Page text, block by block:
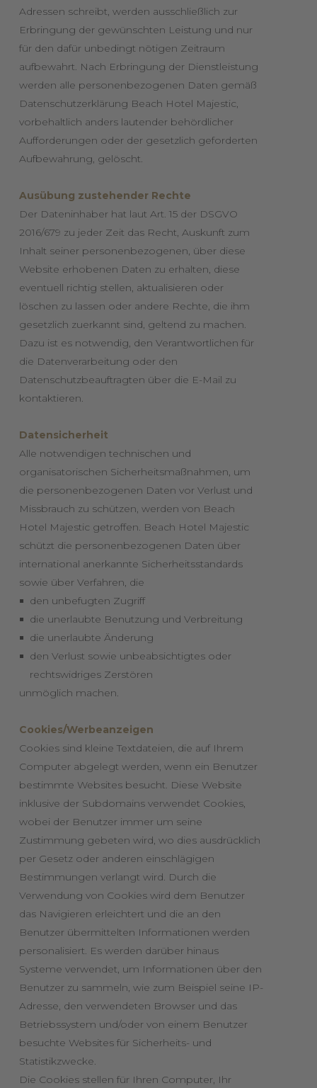
Adressen schreibt, werden ausschließlich zur
Erbringung der gewünschten Leistung und nur
für den dafür unbedingt nötigen Zeitraum
aufbewahrt. Nach Erbringung der Dienstleistung
werden alle personenbezogenen Daten gemäß
Datenschutzerklärung Beach Hotel Majestic,
vorbehaltlich anders lautender behördlicher
Aufforderungen oder der gesetzlich geforderten
Aufbewahrung, gelöscht.
Ausübung zustehender Rechte
Der Dateninhaber hat laut Art. 15 der DSGVO
2016/679 zu jeder Zeit das Recht, Auskunft zum
Inhalt seiner personenbezogenen, über diese
Website erhobenen Daten zu erhalten, diese
eventuell richtig stellen, aktualisieren oder
löschen zu lassen oder andere Rechte, die ihm
gesetzlich zuerkannt sind, geltend zu machen.
Dazu ist es notwendig, den Verantwortlichen für
die Datenverarbeitung oder den
Datenschutzbeauftragten über die E-Mail zu
kontaktieren.
Datensicherheit
Alle notwendigen technischen und
organisatorischen Sicherheitsmaßnahmen, um
die personenbezogenen Daten vor Verlust und
Missbrauch zu schützen, werden von Beach
Hotel Majestic getroffen. Beach Hotel Majestic
schützt die personenbezogenen Daten über
international anerkannte Sicherheitsstandards
sowie über Verfahren, die
den unbefugten Zugriff
die unerlaubte Benutzung und Verbreitung
die unerlaubte Änderung
den Verlust sowie unbeabsichtigtes oder
rechtswidriges Zerstören
unmöglich machen.
Cookies/Werbeanzeigen
Cookies sind kleine Textdateien, die auf Ihrem
Computer abgelegt werden, wenn ein Benutzer
bestimmte Websites besucht. Diese Website
inklusive der Subdomains verwendet Cookies,
wobei der Benutzer immer um seine
Zustimmung gebeten wird, wo dies ausdrücklich
per Gesetz oder anderen einschlägigen
Bestimmungen verlangt wird. Durch die
Verwendung von Cookies wird dem Benutzer
das Navigieren erleichtert und die an den
Benutzer übermittelten Informationen werden
personalisiert. Es werden darüber hinaus
Systeme verwendet, um Informationen über den
Benutzer zu sammeln, wie zum Beispiel seine IP-
Adresse, den verwendeten Browser und das
Betriebssystem und/oder von einem Benutzer
besuchte Websites für Sicherheits- und
Statistikzwecke.
Die Cookies stellen für Ihren Computer, Ihr